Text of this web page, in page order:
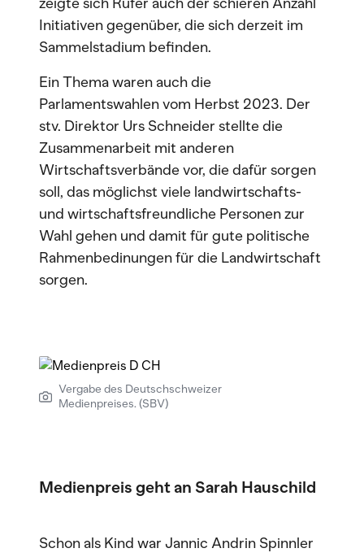
Initiativen gegenüber, die sich derzeit im
Sammelstadium befinden.
Ein Thema waren auch die
Parlamentswahlen vom Herbst 2023. Der
stv. Direktor Urs Schneider stellte die
Zusammenarbeit mit anderen
Wirtschaftsverbände vor, die dafür sorgen
soll, das möglichst viele landwirtschafts-
und wirtschaftsfreundliche Personen zur
Wahl gehen und damit für gute politische
Rahmenbedinungen für die Landwirtschaft
sorgen.
Vergabe des Deutschschweizer
Medienpreises. (SBV)
Medienpreis geht an Sarah Hauschild
Schon als Kind war Jannic Andrin Spinnler